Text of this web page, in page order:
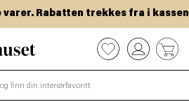
Rabatten trekkes fra i kassen.
0